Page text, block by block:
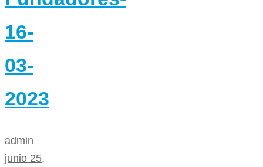
16-
03-
2023
admin
junio 25,